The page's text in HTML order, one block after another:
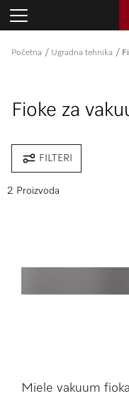
Početna Ugradna tehnika
Fioke za
2 Proizvoda
Miele vakuum fioka
FILTERI